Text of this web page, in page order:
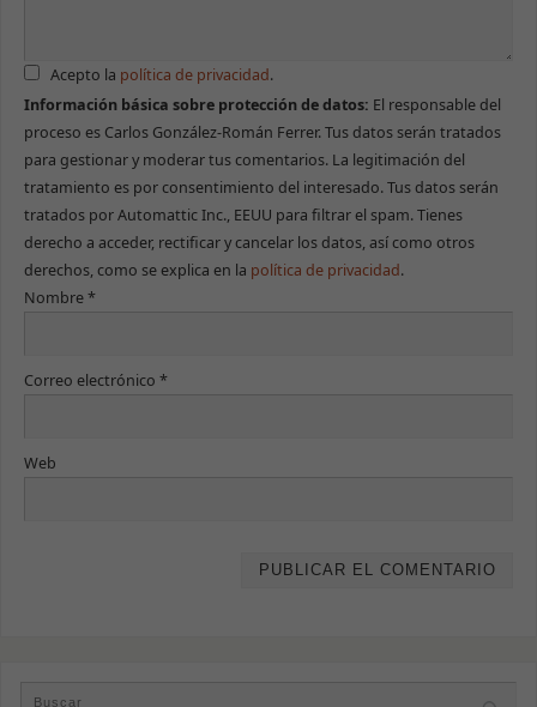
Acepto la política de privacidad.
Información básica sobre protección de datos: El responsable del
proceso es Carlos González-Román Ferrer. Tus datos serán tratados
para gestionar y moderar tus comentarios. La legitimación del
tratamiento es por consentimiento del interesado. Tus datos serán
tratados por Automattic Inc., EEUU para filtrar el spam. Tienes
derecho a acceder, rectificar y cancelar los datos, así como otros
derechos, como se explica en la política de privacidad.
Nombre*
Correo electrónico *
Web